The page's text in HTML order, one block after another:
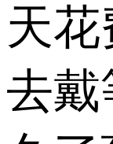
天花
去戴